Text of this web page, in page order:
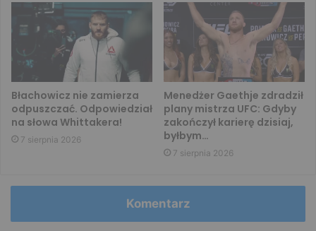
Błachowicz nie zamierza
odpuszczać. Odpowiedział
na słowa Whittakera!
7 sierpnia 2026
Menedżer Gaethje zdradził
plany mistrza UFC: Gdyby
zakończył karierę dzisiaj,
byłbym…
7 sierpnia 2026
Komentarz